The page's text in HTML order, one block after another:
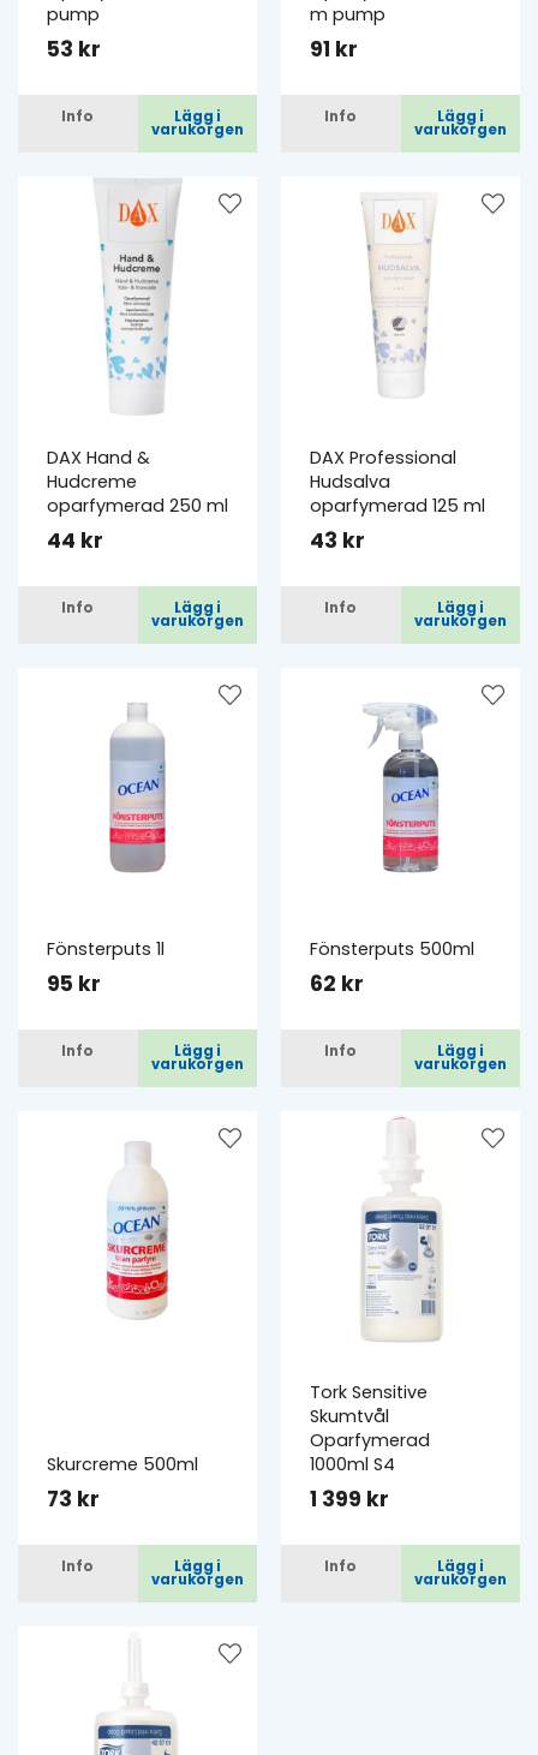
pump
53 kr
Info Lägg i
varukorgen
m pump
91 kr
Info Lägg i
varukorgen
DAX Hand &
Hudcreme
oparfymerad 250 ml
44 kr
Info Lägg i
varukorgen
DAX Professional
Hudsalva
oparfymerad 125 ml
43 kr
Info Lägg i
varukorgen
Fönsterputs 1l
95 kr
Info Lägg i
varukorgen
Fönsterputs 500ml
62 kr
Info Lägg i
varukorgen
Skurcreme 500ml
73 kr
Info Lägg i
varukorgen
Tork Sensitive
Skumtvål
Oparfymerad
1000ml S4
1 399 kr
Info Lägg i
varukorgen